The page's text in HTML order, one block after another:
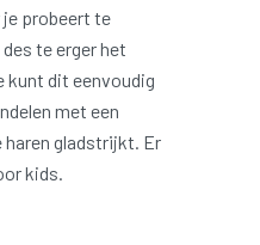
je probeert te
te erger het
kunt dit eenvoudig
met een
gladstrijkt. Er
kids.